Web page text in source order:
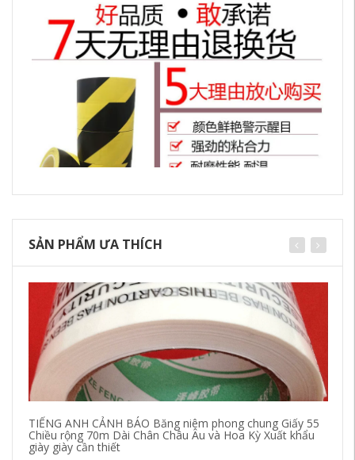
SẢN PHẨM ƯA THÍCH
TIẾNG ANH CẢNH BÁO Băng niêm phong chung Giấy 55
Chiều rộng 70m Dài Chân Châu Âu và Hoa Kỳ Xuất khẩu
giày giày cần thiết